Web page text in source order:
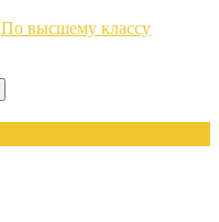
По высшему классу